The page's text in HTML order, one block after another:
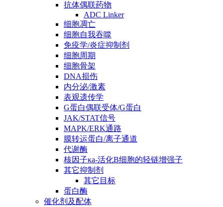
抗体偶联药物
ADC Linker
细胞凋亡
细胞自我吞噬
免疫学/炎症抑制剂
细胞周期
细胞骨架
DNA损伤
内分泌/激素
表观遗传学
G蛋白偶联受体/G蛋白
JAK/STAT信号
MAPK/ERK通路
膜转运蛋白/离子通道
代谢酶
核因子κa-活化B细胞的轻链增强子
其它抑制剂
其它目标
蛋白酶
催化剂及配体